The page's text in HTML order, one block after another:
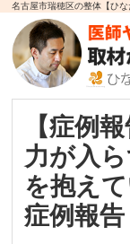
名古屋市瑞穂区の整体【ひ
【症例
力が入
を抱え
症例報告